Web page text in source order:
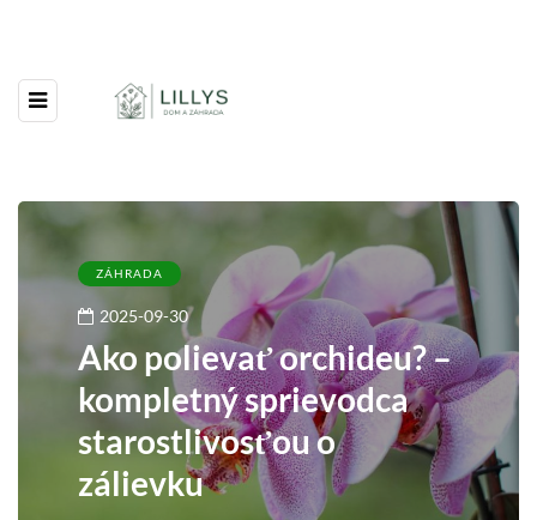
ZÁHRADA
2025-09-30
Ako polievať orchideu? –
kompletný sprievodca
starostlivosťou o
zálievku